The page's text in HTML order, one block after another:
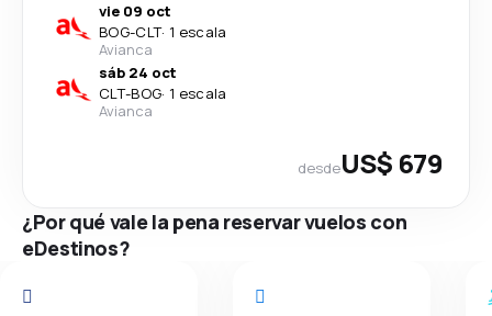
vie 09 oct
BOG-CLT· 1 escala
Avianca
sáb 24 oct
CLT-BOG· 1 escala
Avianca
desdeUS$ 679
¿Por qué vale la pena reservar vuelos con
eDestinos?